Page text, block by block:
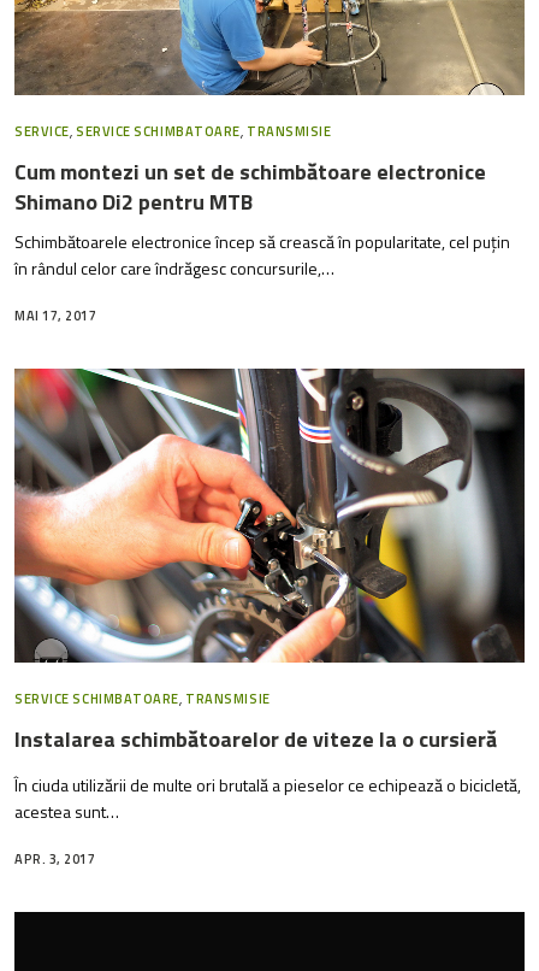
SERVICE,SERVICE SCHIMBATOARE, TRANSMISIE
Cum montezi un set de schimbătoare electronice
Shimano Di2 pentru MTB
Schimbătoarele electronice încep să crească în popularitate, cel puțin
în rândul celor care îndrăgesc concursurile,…
MAI 17, 2017
SERVICE SCHIMBATOARE, TRANSMISIE
Instalarea schimbătoarelor de viteze la o cursieră
În ciuda utilizării de multe ori brutală a pieselor ce echipează o bicicletă,
acestea sunt…
APR. 3, 2017